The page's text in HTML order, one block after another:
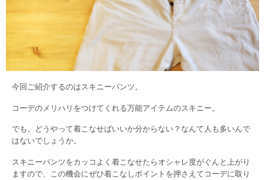
今回ご紹介するのはスキニーパンツ。
コーデのメリハリをつけてくれる万能アイテムのスキニー。
でも、どうやって着こなせばいいか分からない？なんて人も多いんで
はないでしょうか。
スキニーパンツをカッコよく着こなせたらオシャレ度がぐんと上がり
ますので、この機会にぜひ着こなしポイントを押さえてコーデに取り